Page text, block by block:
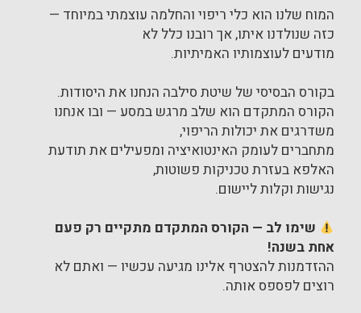
המוח שלנו הוא כלי ריפוי והחלמה עוצמתי במיוחד —
כזה שנולדנו איתו, אך רובנו כלל לא
מודעים לעוצמותיו האמיתיות.
בקורס הבסיסי של שיטת סילבה הנחנו את היסודות.
הקורס המתקדם הוא שלב מרגש במסע — ובו אנחנו
משדרגים את יכולות הריפוי,
מתחברים לעומק האינטואיציה ומפעילים את תודעת
האלפא בעזרת טכניקות פשוטות,
נגישות וקלות ליישום.
שימו לב — הקורס המתקדם מתקיים רק פעם
אחת בשנה!
ההזדמנות להצטרף אלינו מגיעה עכשיו — ואתם לא
רוצים לפספס אותה.